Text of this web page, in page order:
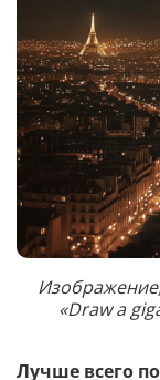
«Draw a
Лучше всего